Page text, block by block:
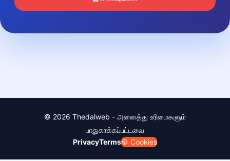
© 2026 Thedalweb - அனைத்து உரிமைகளும்
பாதுகாக்கப்பட்டவை
PrivacyTerms🍪 Cookies